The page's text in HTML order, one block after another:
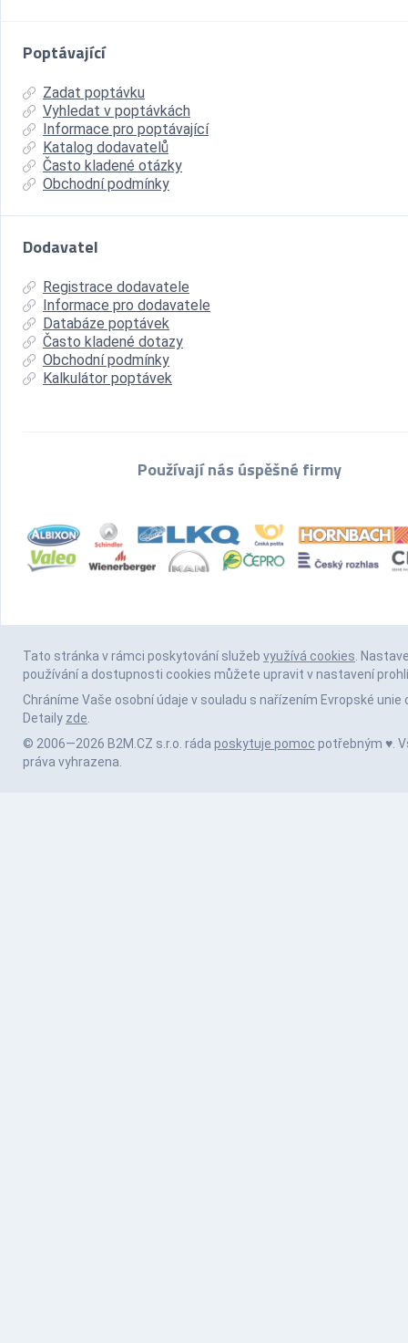
Poptávající
Zadat poptávku
Vyhledat v poptávkách
Informace pro poptávající
Katalog dodavatelů
Často kladené otázky
Obchodní podmínky
Dodavatel
Registrace dodavatele
Informace pro dodavatele
Databáze poptávek
Často kladené dotazy
Obchodní podmínky
Kalkulátor poptávek
Používají nás úspěšné firmy
Tato stránka v rámci poskytování služeb využívá cookies.
používání a dostupnosti cookies můžete upravit v nastavení
Chráníme Vaše osobní údaje v souladu s nařízením Evropské unie
Detaily zde.
© 2006—2026 B2M.CZ s.r.o. ráda poskytuje pomoc potřebným ♥️.
práva vyhrazena.